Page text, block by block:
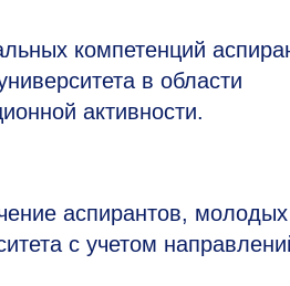
компетенций
в области
активности.
аспирантов, молодых
с учетом